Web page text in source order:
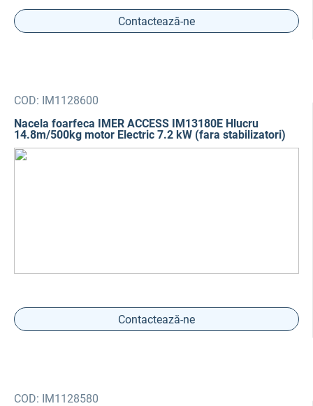
Contactează-ne
COD: IM1128600
Nacela foarfeca IMER ACCESS IM13180E Hlucru
14.8m/500kg motor Electric 7.2 kW (fara stabilizatori)
Contactează-ne
COD: IM1128580